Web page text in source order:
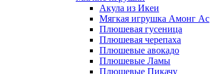
Акула из Икеи
Мягкая игрушка Амонг Ас
Плюшевая гусеница
Плюшевая черепаха
Плюшевые авокадо
Плюшевые Ламы
Плюшевые Пикачу